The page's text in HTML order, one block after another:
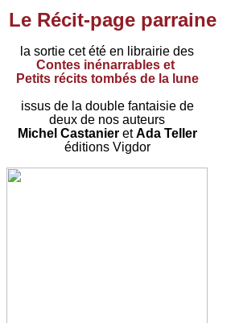
Le Récit-page parraine
la sortie cet été en librairie des
Contes inénarrables et
Petits récits tombés de la lune
issus de la double fantaisie de
deux de nos auteurs
Michel Castanier etAda Teller
éditions Vigdor